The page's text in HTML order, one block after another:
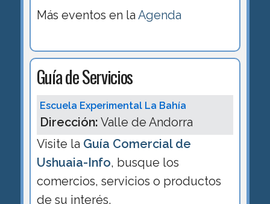
Más eventos en la Agenda
Guía de Servicios
Escuela Experimental La Bahía
Dirección: Valle de Andorra
Visite la Guía Comercial de
Ushuaia-Info, busque los
comercios, servicios o productos
de su interés.